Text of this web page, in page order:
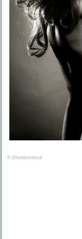
© Shutterstock